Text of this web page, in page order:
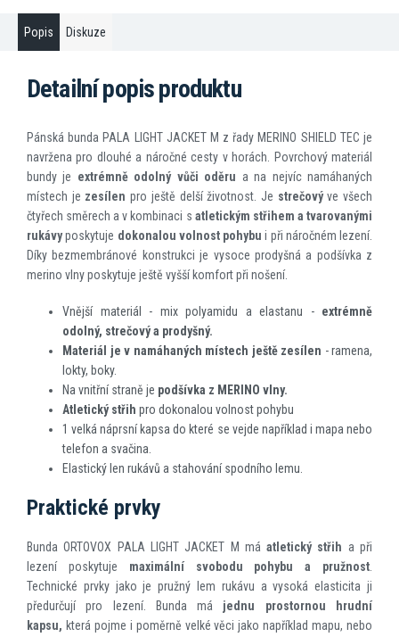
Popis Diskuze
Detailní popis produktu
Pánská bunda PALA LIGHT JACKET M z řady MERINO SHIELD TEC je
navržena pro dlouhé a náročné cesty v horách. Povrchový materiál
bundy je extrémně odolný vůči oděru a na nejvíc namáhaných
místech je zesílen pro ještě delší životnost. Je strečovýve všech
čtyřech směrech a v kombinaci s atletickým střihem a tvarovanými
rukávyposkytuje dokonalou volnost pohybu i při náročném lezení.
Díky bezmembránové konstrukci je vysoce prodyšná a podšívka z
merino vlny poskytuje ještě vyšší komfort při nošení.
Vnější materiál - mix polyamidu a elastanu - extrémně
odolný, strečový a prodyšný.
Materiál je v namáhaných místech ještě zesílen - ramena,
lokty, boky.
Na vnitřní straně je podšívka z MERINO vlny.
Atletický střih pro dokonalou volnost pohybu
1 velká náprsní kapsa do které se vejde například i mapa nebo
telefon a svačina.
Elastický len rukávů a stahování spodního lemu.
Praktické prvky
Bunda ORTOVOX PALA LIGHT JACKET M máatletický střih a při
lezení poskytuje maximální svobodu pohybu a pružnost.
Technické prvky jako je pružný lem rukávu a vysoká elasticita ji
předurčují pro lezení. Bunda má jednu prostornou hrudní
kapsu, která pojme i poměrně velké věci jako například mapu, nebo